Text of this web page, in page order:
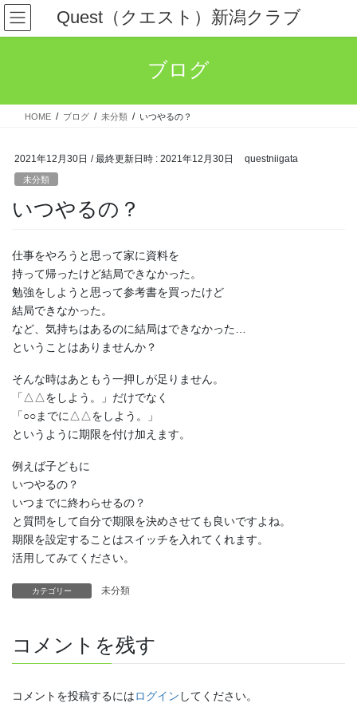
コ
ン
テ
ス
ナ
ビ
ゲ
ン
Quest（クエスト）新潟クラブ
ブログ
HOME ブログ 未分類 いつやるの？
2021年12月30日 / 最終更新日時 : 2021年12月30日 questniigata
未分類
いつやるの？
仕事をやろうと思って家に資料を
持って帰ったけど結局できなかった。
勉強をしようと思って参考書を買ったけど
結局できなかった。
など、気持ちはあるのに結局はできなかった…
ということはありませんか？
そんな時はあともう一押しが足りません。
「△△をしよう。」だけでなく
「○○までに△△をしよう。」
というように期限を付け加えます。
例えば子どもに
いつやるの？
いつまでに終わらせるの？
と質問をして自分で期限を決めさせても良いですよね。
期限を設定することはスイッチを入れてくれます。
活用してみてください。
カテゴリー 未分類
コメントを残す
コメントを投稿するにはログイン してください。